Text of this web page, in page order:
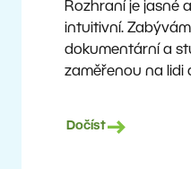
Rozhraní je jasné
intuitivní.
dokumentární a
zaměřenou na lidi
a vylepšuje. Už
Dočíst